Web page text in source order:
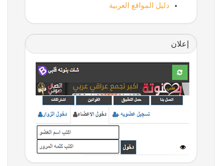
دليل المواقع العربية
إعلان